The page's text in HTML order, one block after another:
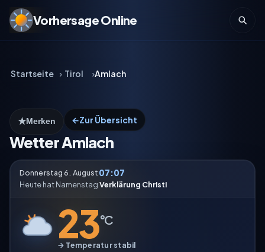
Vorhersage Online
Startseite Tirol Amlach
←Zur Übersicht
Wetter Amlach
★Merken
Donnerstag 6. August07:07
Heute hat NamenstagVerklärung Christi
23°C
→ Temperatur stabil